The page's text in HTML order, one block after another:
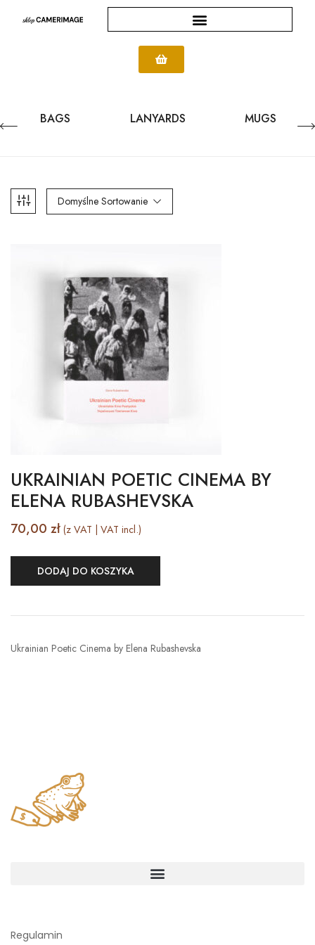
BAGS LANYARDS MUGS
Domyślne Sortowanie
UKRAINIAN POETIC CINEMA BY
ELENA RUBASHEVSKA
70,00 zł (z VAT | VAT incl.)
DODAJ DO KOSZYKA
Ukrainian Poetic Cinema by Elena Rubashevska
Regulamin